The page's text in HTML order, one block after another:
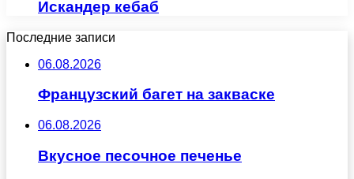
Искандер кебаб
Последние записи
06.08.2026
Французский багет на закваске
06.08.2026
Вкусное песочное печенье